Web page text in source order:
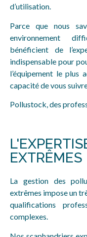
d’utilisation.
Parce que nous
environnement
bénéficient de
indispensable pour
l’équipement le plus
capacité de vous
Pollustock, des
EXTRÊMES
La gestion des
extrêmes impose un
qualifications
complexes.